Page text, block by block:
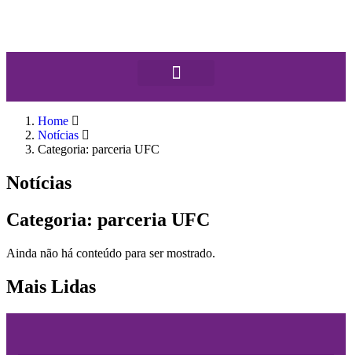
Home
Notícias
Categoria: parceria UFC
Notícias
Categoria: parceria UFC
Ainda não há conteúdo para ser mostrado.
Mais Lidas